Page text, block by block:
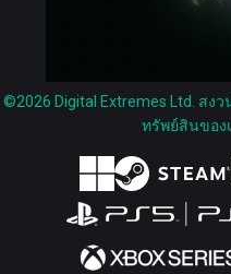
©2026 Digital Extremes Ltd. สง
ทรัพย์สินของ